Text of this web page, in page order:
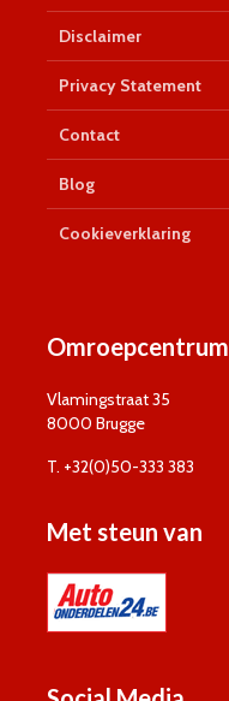
Disclaimer
Privacy Statement
Contact
Blog
Cookieverklaring
Omroepcentrum
Vlamingstraat 35
8000 Brugge
T. +32(0)50-333 383
Met steun van